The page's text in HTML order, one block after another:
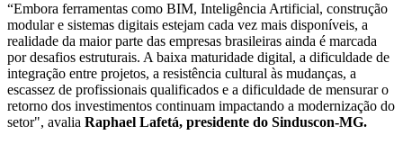
“Embora ferramentas como BIM, Inteligência Artificial, construção
modular e sistemas digitais estejam cada vez mais disponíveis, a
realidade da maior parte das empresas brasileiras ainda é marcada
por desafios estruturais. A baixa maturidade digital, a dificuldade de
integração entre projetos, a resistência cultural às mudanças, a
escassez de profissionais qualificados e a dificuldade de mensurar o
retorno dos investimentos continuam impactando a modernização do
setor", avalia Raphael Lafetá, presidente do Sinduscon-MG.